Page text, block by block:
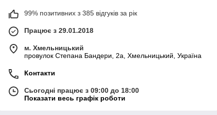
99% позитивних з 385 відгуків за рік
Працює з 29.01.2018
м. Хмельницький
провулок Степана Бандери, 2a, Хмельницький, Україна
Контакти
Сьогодні працює з 09:00 до 18:00
Показати весь графік роботи